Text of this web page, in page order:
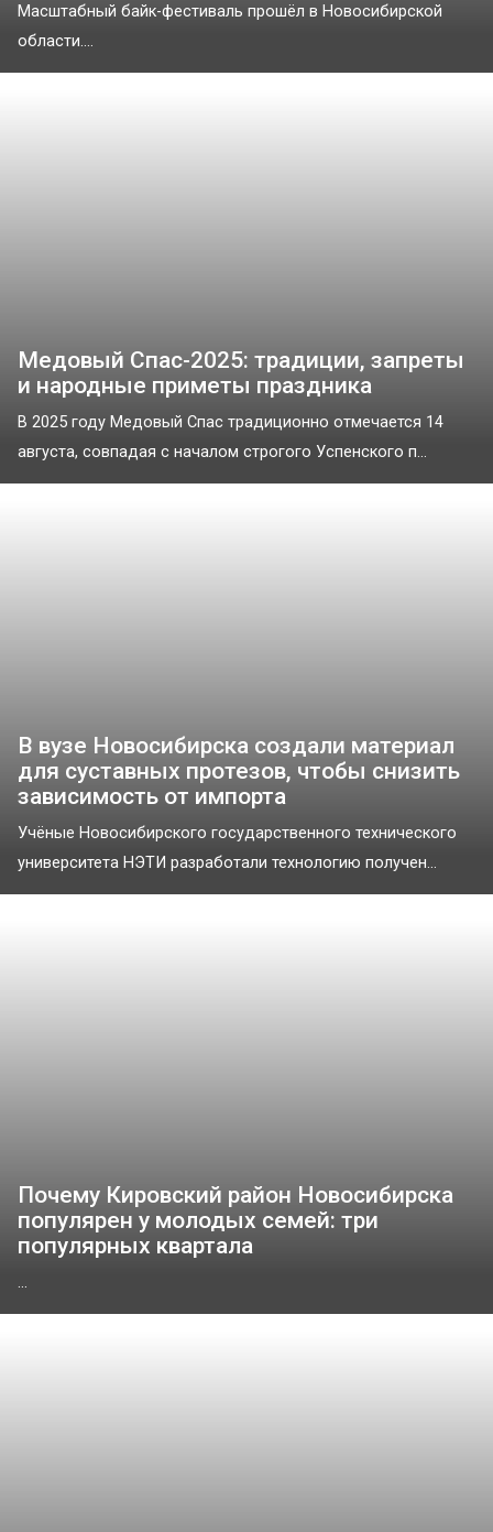
Масштабный байк-фестиваль прошёл в Новосибирской
области....
Медовый Спас-2025: традиции, запреты
и народные приметы праздника
В 2025 году Медовый Спас традиционно отмечается 14
августа, совпадая с началом строгого Успенского п...
В вузе Новосибирска создали материал
для суставных протезов, чтобы снизить
зависимость от импорта
Учёные Новосибирского государственного технического
университета НЭТИ разработали технологию получен...
Почему Кировский район Новосибирска
популярен у молодых семей: три
популярных квартала
...